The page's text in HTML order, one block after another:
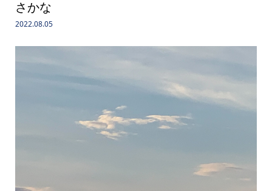
さかな
2022.08.05